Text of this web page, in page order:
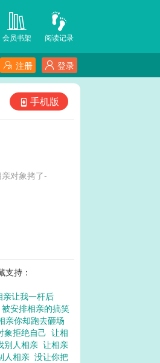
阅读记录
会员书架
登录
注册
手机版
对象拷了-
持：
亲让我一杆后
被安排相亲的搞笑
亲你却跑去砸场
象拒绝自己 让相
别人相亲 让相亲
人相亲 没让你把